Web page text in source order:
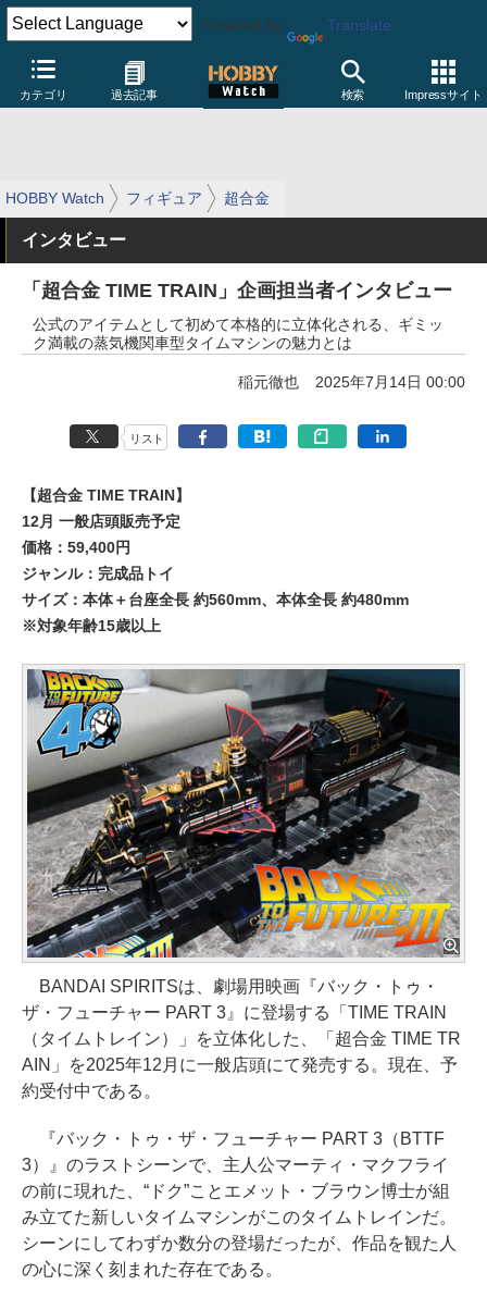
Powered by Translate
カテゴリ 過去記事 検索 Impressサイト
HOBBY Watch フィギュア 超合金
インタビュー
「超合金 TIME TRAIN」企画担当者インタビュー
公式のアイテムとして初めて本格的に立体化される、ギミッ
ク満載の蒸気機関車型タイムマシンの魅力とは
稲元徹也 2025年7月14日 00:00
リスト
【超合金 TIME TRAIN】
12月 一般店頭販売予定
価格：59,400円
ジャンル：完成品トイ
サイズ：本体＋台座全長 約560mm、本体全長 約480mm
※対象年齢15歳以上
BANDAI SPIRITSは、劇場用映画『バック・トゥ・
ザ・フューチャー PART 3』に登場する「TIME TRAIN
（タイムトレイン）」を立体化した、「超合金 TIME TR
AIN」を2025年12月に一般店頭にて発売する。現在、予
約受付中である。
『バック・トゥ・ザ・フューチャー PART 3（BTTF
3）』のラストシーンで、主人公マーティ・マクフライ
の前に現れた、“ドク”ことエメット・ブラウン博士が組
み立てた新しいタイムマシンがこのタイムトレインだ。
シーンにしてわずか数分の登場だったが、作品を観た人
の心に深く刻まれた存在である。